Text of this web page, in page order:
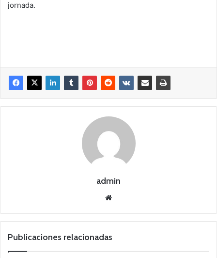
jornada.
admin
we
Publicaciones relacionadas